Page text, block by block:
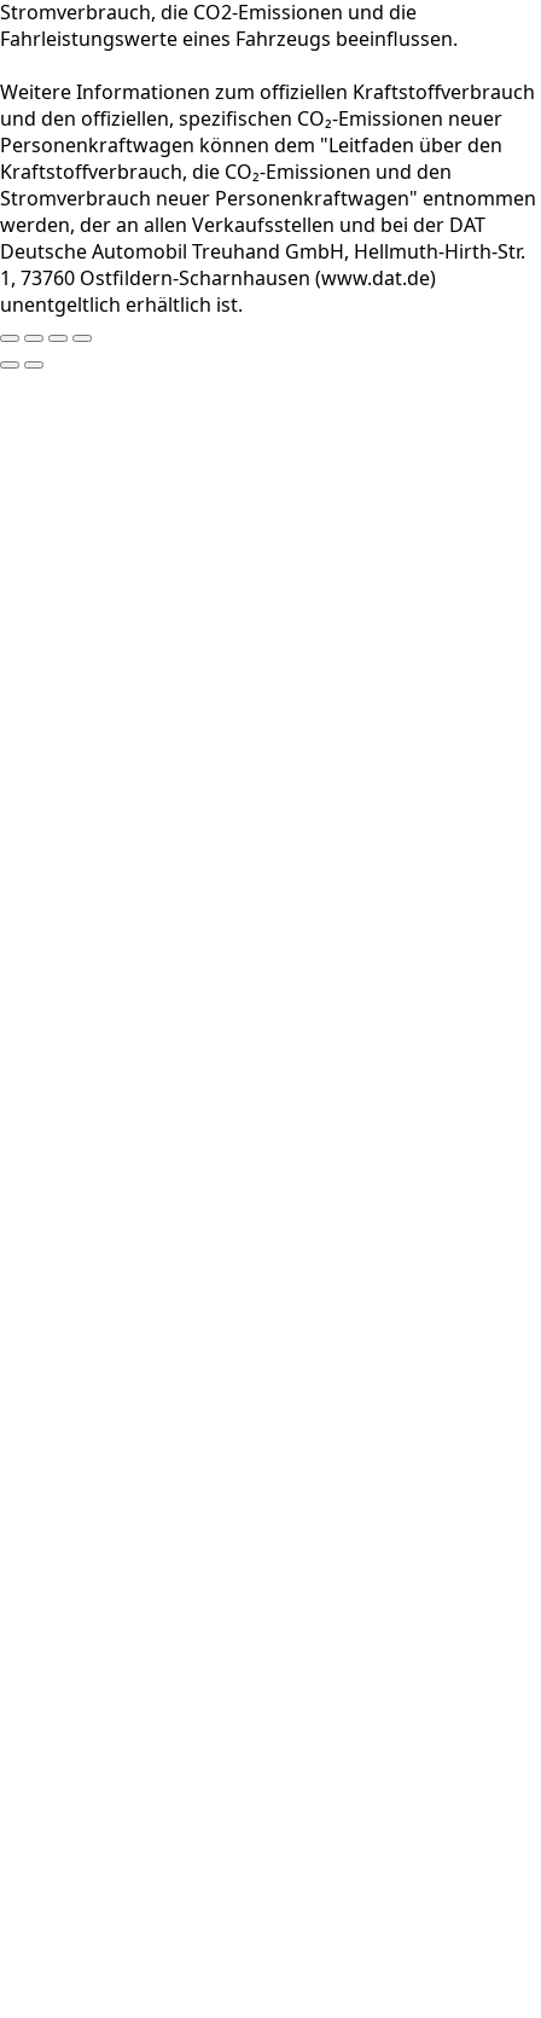
Stromverbrauch, die CO2-Emissionen und die
Fahrleistungswerte eines Fahrzeugs beeinflussen.
Weitere Informationen zum offiziellen Kraftstoffverbrauch
und den offiziellen, spezifischen CO₂-Emissionen neuer
Personenkraftwagen können dem "Leitfaden über den
Kraftstoffverbrauch, die CO₂-Emissionen und den
Stromverbrauch neuer Personenkraftwagen" entnommen
werden, der an allen Verkaufsstellen und bei der DAT
Deutsche Automobil Treuhand GmbH, Hellmuth-Hirth-Str.
1, 73760 Ostfildern-Scharnhausen (www.dat.de)
unentgeltlich erhältlich ist.